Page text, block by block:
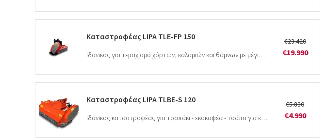
Καταστροφέας LIPA TLE-FP 150
Ιδανικός για τεμαχισμό χόρτων, καλαμιών και θάμνων με μέγιστη διάμετρο 15/25cm κοντά σε τάφρους, αναχώματα, ακαλλιέργητες…
€23.420
€19.990
Καταστροφέας LIPA TLBE-S 120
Ιδανικός καταστροφέας για τσαπάκι - εκσκαφέα - τσάπα για καταστροφή κλαδιών και κορμών διαμέτρου έως 7/8cm…
€5.830
€4.990